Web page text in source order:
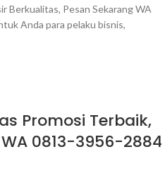
Berkualitas, Pesan Sekarang WA
Anda para pelaku bisnis,
Promosi Terbaik,
0813-3956-2884